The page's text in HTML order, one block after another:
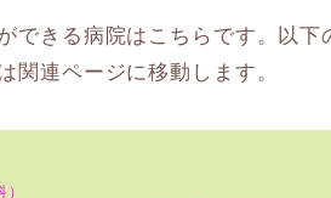
できる病院はこちらです。以下
関連ページに移動します。